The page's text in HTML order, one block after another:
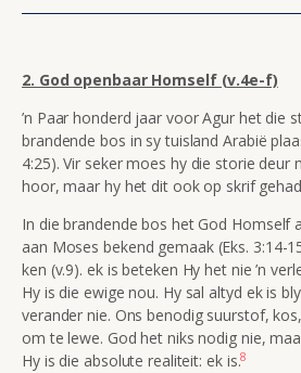
2. God openbaar Homself (v.4e-f)
’n Paar honderd jaar voor Agur het die
brandende bos in sy tuisland Arabië
4:25). Vir seker moes hy die storie deur
hoor, maar hy het dit ook op skrif
In die brandende bos het God Homself
aan Moses bekend gemaak (Eks. 3:14-
ken (v.9). ek is beteken Hy het nie ’n
Hy is die ewige nou. Hy sal altyd ek is
verander nie. Ons benodig suurstof,
om te lewe. God het niks nodig nie,
Hy is die absolute realiteit: ek is.8